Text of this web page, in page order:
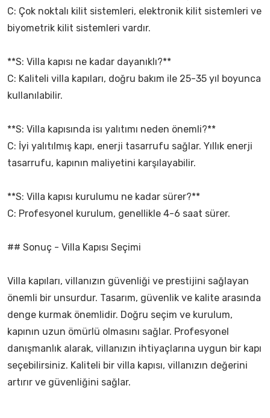
C: Çok noktalı kilit sistemleri, elektronik kilit sistemleri ve
biyometrik kilit sistemleri vardır.
**S: Villa kapısı ne kadar dayanıklı?**
C: Kaliteli villa kapıları, doğru bakım ile 25-35 yıl boyunca
kullanılabilir.
**S: Villa kapısında isı yalıtımı neden önemli?**
C: İyi yalıtılmış kapı, enerji tasarrufu sağlar. Yıllık enerji
tasarrufu, kapının maliyetini karşılayabilir.
**S: Villa kapısı kurulumu ne kadar sürer?**
C: Profesyonel kurulum, genellikle 4-6 saat sürer.
## Sonuç - Villa Kapısı Seçimi
Villa kapıları, villanızın güvenliği ve prestijini sağlayan
önemli bir unsurdur. Tasarım, güvenlik ve kalite arasında
denge kurmak önemlidir. Doğru seçim ve kurulum,
kapının uzun ömürlü olmasını sağlar. Profesyonel
danışmanlık alarak, villanızın ihtiyaçlarına uygun bir kapı
seçebilirsiniz. Kaliteli bir villa kapısı, villanızın değerini
artırır ve güvenliğini sağlar.